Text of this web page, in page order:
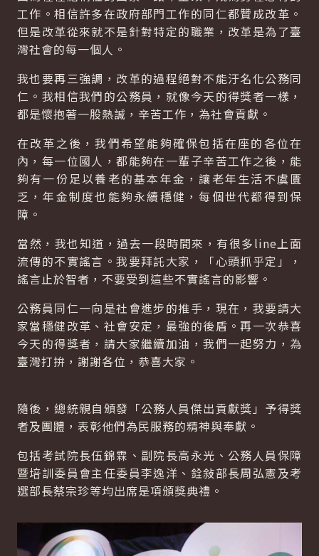
工作。相信許多在政府部門工作的同仁都贊成改革。
但是改革從來就不是針對特定的職業，改革是為了臺
灣社會的每一個人。
我也要再三強調，改革的過程絕對不能汙名化公務同
仁。我相信我們的公務員，就像今天的得獎者一樣，
都是懷抱著一股熱誠，辛苦工作，為社會貢獻。
在改革之後，我們希望能夠確保包括在座的各位在
內，每一位國人，都能夠在一輩子辛苦工作之後，能
夠有一份足以養老的基本年金，讓老年生活不虞匱
乏，年金制度也能夠永續穩健，每個世代都得到保
障。
當然，我也知道，過去一段時間來，有很多line上面
流傳的不實謠言。我要拜託大家，「心頭抓乎定」，
謠言止於智者，不要受到這些不實謠言的影響。
公務員同仁一向是社會進步的推手，現在，我要請大
家當穩健改革、社會安定，最強的後盾。再一次恭喜
今天的得獎者，請大家繼續加油，我們一起努力，為
臺灣打拚，謝謝各位，恭喜大家。
隨後，總統親自頒發「公務人員傑出貢獻獎」予得獎
者及團體，表彰他們為民服務的精神與奉獻。
包括考試院長伍錦霖、副院長高永光、公務人員保障
暨培訓委員會主任委員李逸洋、銓敍部長周弘憲及考
選部長蔡宗珍等均出席是項頒獎典禮。